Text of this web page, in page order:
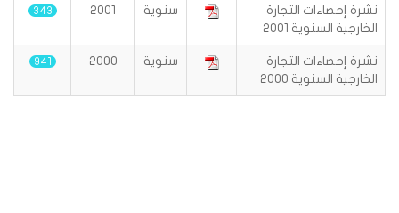
نشرة إحصاءات التجارة
الخارجية السنوية 2001
سنوية 2001
343
نشرة إحصاءات التجارة
الخارجية السنوية 2000
سنوية 2000
941